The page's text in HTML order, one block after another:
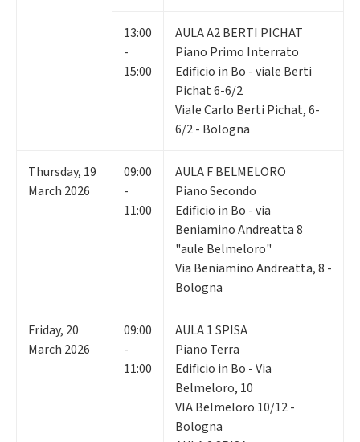
13:00
-
15:00
AULA A2 BERTI PICHAT
Piano Primo Interrato
Edificio in Bo - viale Berti
Pichat 6-6/2
Viale Carlo Berti Pichat, 6-
6/2 - Bologna
Thursday, 19
March 2026
09:00
-
11:00
AULA F BELMELORO
Piano Secondo
Edificio in Bo - via
Beniamino Andreatta 8
"aule Belmeloro"
Via Beniamino Andreatta, 8 -
Bologna
Friday, 20
March 2026
09:00
-
11:00
AULA 1 SPISA
Piano Terra
Edificio in Bo - Via
Belmeloro, 10
VIA Belmeloro 10/12 -
Bologna